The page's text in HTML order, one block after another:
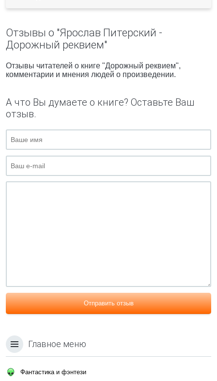
Отзывы о "Ярослав Питерский -
Дорожный реквием"
Отзывы читателей о книге "Дорожный реквием",
комментарии и мнения людей о произведении.
А что Вы думаете о книге? Оставьте Ваш
отзыв.
Отправить отзыв
Главное меню
Фантастика и фэнтези